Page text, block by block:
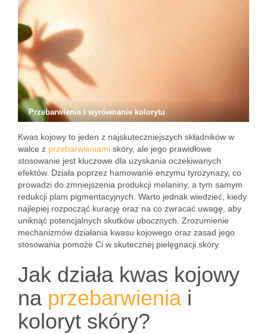
Przebarwienia i wyrównanie kolorytu
Kwas kojowy to jeden z najskuteczniejszych składników w
walce z przebarwieniami skóry, ale jego prawidłowe
stosowanie jest kluczowe dla uzyskania oczekiwanych
efektów. Działa poprzez hamowanie enzymu tyrozynazy, co
prowadzi do zmniejszenia produkcji melaniny, a tym samym
redukcji plam pigmentacyjnych. Warto jednak wiedzieć, kiedy
najlepiej rozpocząć kurację oraz na co zwracać uwagę, aby
uniknąć potencjalnych skutków ubocznych. Zrozumienie
mechanizmów działania kwasu kojowego oraz zasad jego
stosowania pomoże Ci w skutecznej pielęgnacji skóry.
Jak działa kwas kojowy
na przebarwienia i
koloryt skóry?